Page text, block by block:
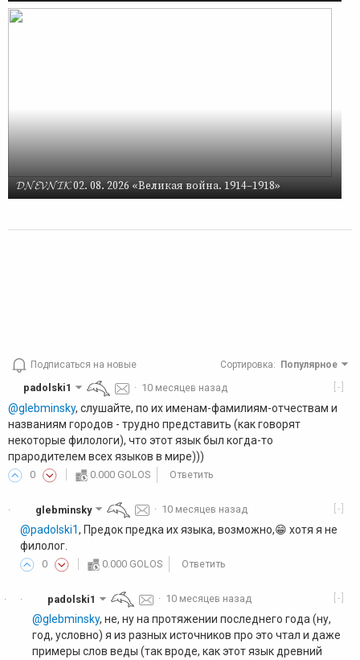
𝓓𝓝𝓔𝓥𝓝𝓘𝓚 02. 08. 2026 «Великая война. 1914–1918»
Подписаться на новые Сортировка: Популярное
[-]
padolski1 · 10 месяцев назад
@glebminsky, слушайте, по их именам-фамилиям-отчествам и
названиям городов - трудно представить (как говорят
некоторые филологи), что этот язык был когда-то
прародителем всех языков в мире)))
0 0.000 GOLOS Ответить
· [-]
glebminsky · 10 месяцев назад
@padolski1, Предок предка их языка, возможно,😁 хотя я не
филолог.
0 0.000 GOLOS Ответить
·
· [-]
padolski1 · 10 месяцев назад
@glebminsky, не, ну на протяжении последнего года (ну,
год, условно) я из разных источников про это чтал и даже
примеры слов веды (так вроде, как этот язык древний